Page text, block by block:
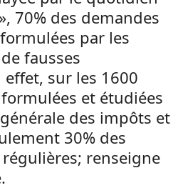
70% des demandes
par les
fausses
sur les 1600
et étudiées
des impôts et
30% des
renseigne